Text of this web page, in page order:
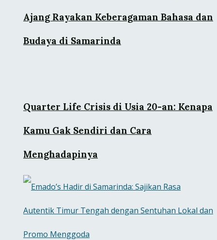
Ajang Rayakan Keberagaman Bahasa dan
Budaya di Samarinda
Quarter Life Crisis di Usia 20-an: Kenapa
Kamu Gak Sendiri dan Cara
Menghadapinya